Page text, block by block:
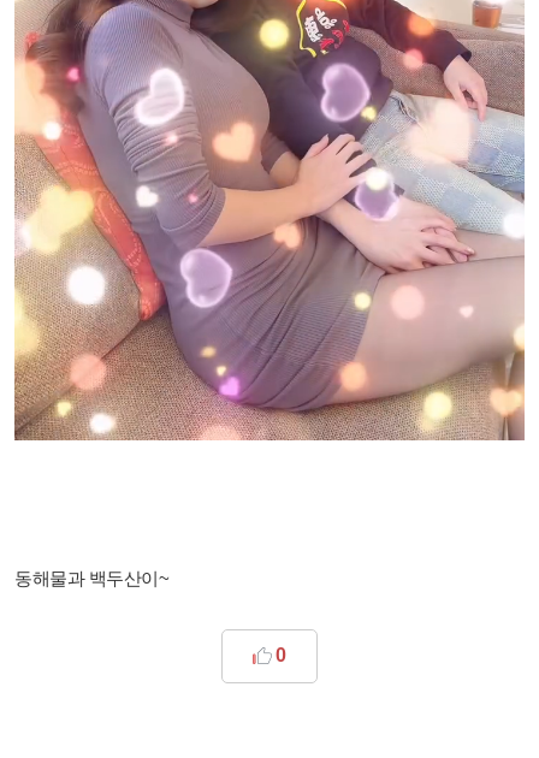
동해물과 백두산이~
0